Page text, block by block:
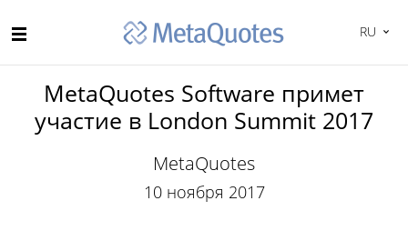
RU
MetaQuotes Software примет
участие в London Summit 2017
MetaQuotes
10 ноября 2017